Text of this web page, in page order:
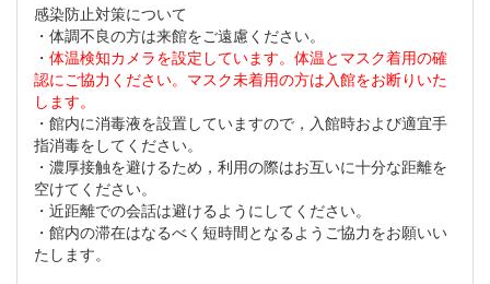
感染防止対策について
・体調不良の方は来館をご遠慮ください。
・ 体温検知カメラを設定しています。体温とマスク着用の確
認にご協力ください。マスク未着用の方は入館をお断りいた
します。
・館内に消毒液を設置していますので，入館時および適宜手
指消毒をしてください。
・濃厚接触を避けるため，利用の際はお互いに十分な距離を
空けてください。
・近距離での会話は避けるようにしてください。
・館内の滞在はなるべく短時間となるようご協力をお願いい
たします。